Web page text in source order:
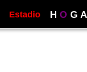
Estadio H O G A